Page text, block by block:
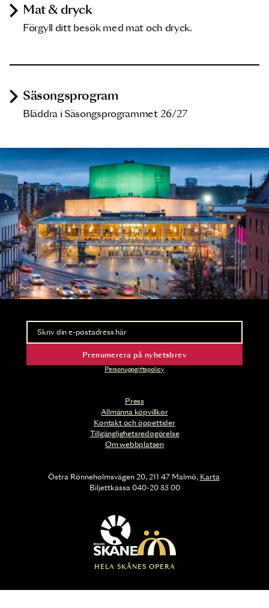
Mat & dryck
Förgyll ditt besök med mat och dryck.
Säsongsprogram
Bläddra i Säsongsprogrammet 26/27
Press
Allmänna köpvillkor
Kontakt och öppettider
Tillgänglighetsredogörelse
Om webbplatsen
Nyhetsbrev
Ta del av förhandsinformation och biljettsläpp.
Prenumerera på nyhetsbrev
Personuppgiftspolicy
HELA SKÅNES OPERA
Östra Rönneholmsvägen 20, 211 47 Malmö, Karta
Biljettkassa 040-20 85 00